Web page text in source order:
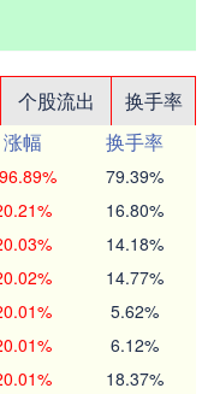
个股流出
换手率
涨幅
换手率
79.39%
16.80%
14.18%
14.77%
5.62%
6.12%
18.37%